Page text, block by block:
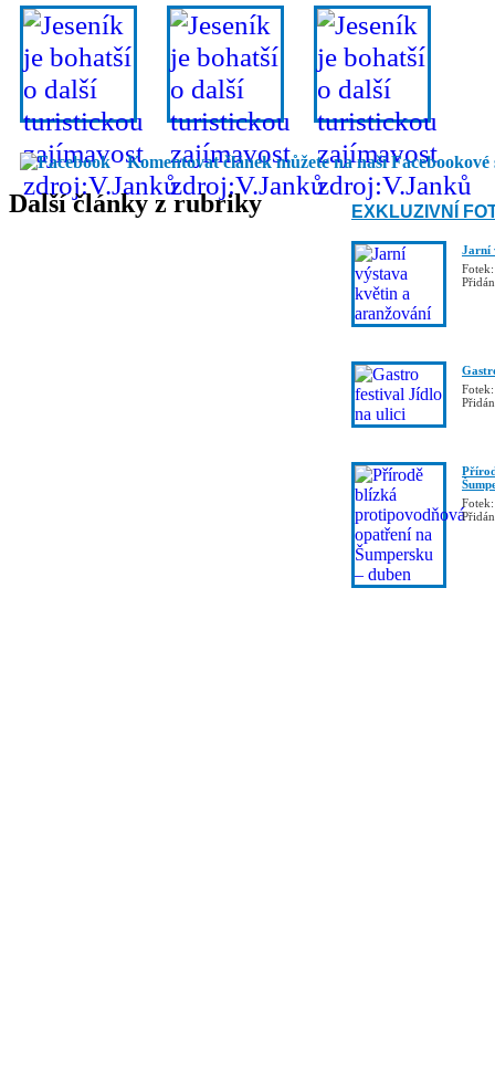
Komentovat článek můžete na naší Facebookové
Další články z rubriky EXKLUZIVNÍ
Jarní